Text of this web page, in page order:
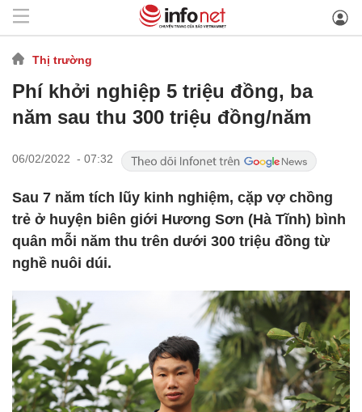
Thị trường
Phí khởi nghiệp 5 triệu đồng, ba
năm sau thu 300 triệu đồng/năm
06/02/2022 - 07:32
Sau 7 năm tích lũy kinh nghiệm, cặp vợ chồng
trẻ ở huyện biên giới Hương Sơn (Hà Tĩnh) bình
quân mỗi năm thu trên dưới 300 triệu đồng từ
nghề nuôi dúi.